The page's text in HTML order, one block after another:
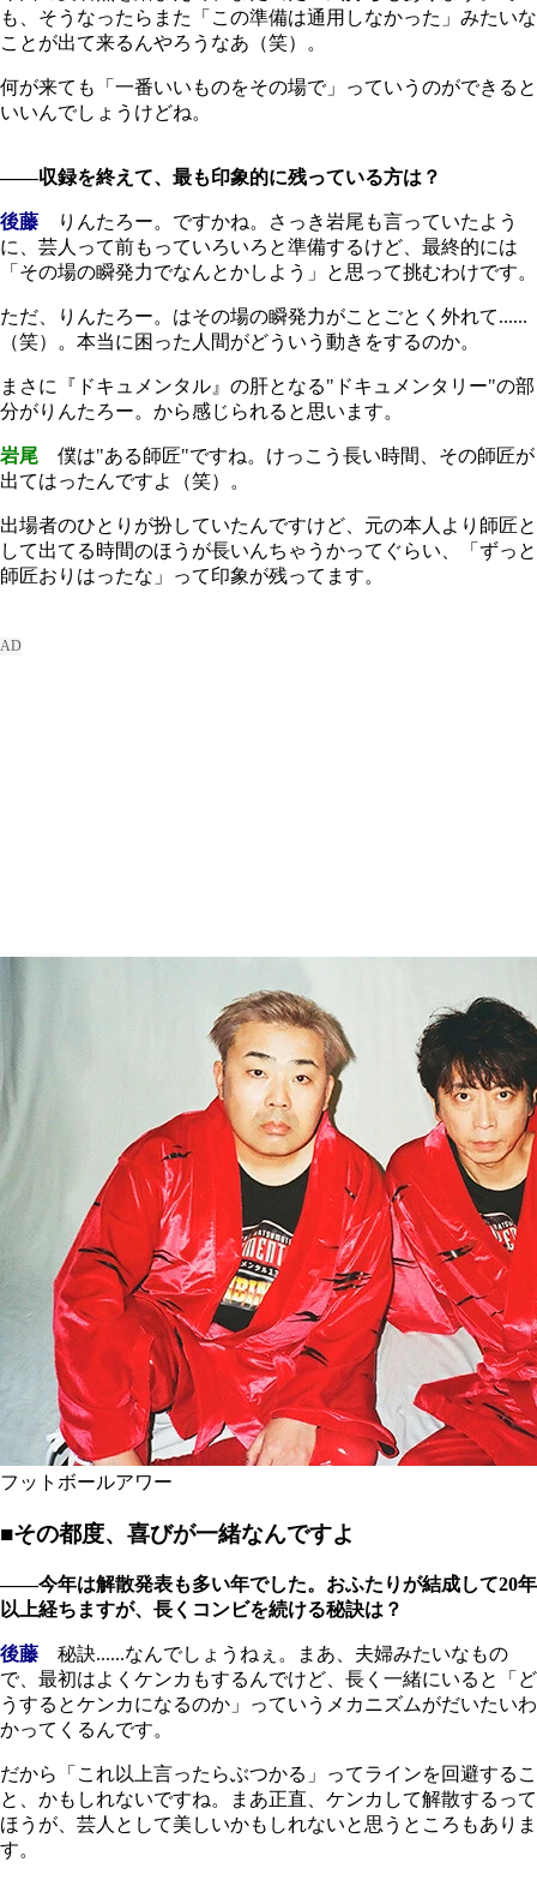
も、そうなったらまた「この準備は通用しなかった」みたいな
ことが出て来るんやろうなあ（笑）。
何が来ても「一番いいものをその場で」っていうのができると
いいんでしょうけどね。
――収録を終えて、最も印象的に残っている方は？
後藤 りんたろー。ですかね。さっき岩尾も言っていたよう
に、芸人って前もっていろいろと準備するけど、最終的には
「その場の瞬発力でなんとかしよう」と思って挑むわけです。
ただ、りんたろー。はその場の瞬発力がことごとく外れて......
（笑）。本当に困った人間がどういう動きをするのか。
まさに『ドキュメンタル』の肝となる"ドキュメンタリー"の部
分がりんたろー。から感じられると思います。
岩尾 僕は"ある師匠"ですね。けっこう長い時間、その師匠が
出てはったんですよ（笑）。
出場者のひとりが扮していたんですけど、元の本人より師匠と
して出てる時間のほうが長いんちゃうかってぐらい、「ずっと
師匠おりはったな」って印象が残ってます。
フットボールアワー
■その都度、喜びが一緒なんですよ
――今年は解散発表も多い年でした。おふたりが結成して20年
以上経ちますが、長くコンビを続ける秘訣は？
後藤 秘訣......なんでしょうねぇ。まあ、夫婦みたいなもの
で、最初はよくケンカもするんでけど、長く一緒にいると「ど
うするとケンカになるのか」っていうメカニズムがだいたいわ
かってくるんです。
だから「これ以上言ったらぶつかる」ってラインを回避するこ
と、かもしれないですね。まあ正直、ケンカして解散するって
ほうが、芸人として美しいかもしれないと思うところもありま
す。